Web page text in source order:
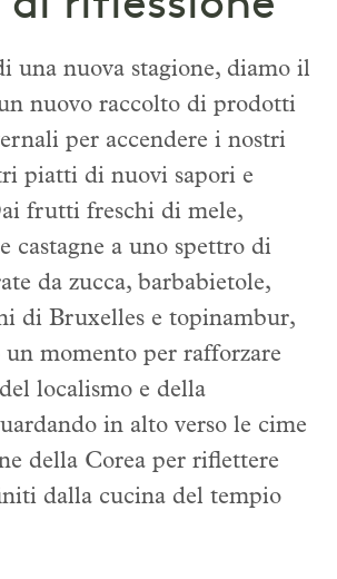
una nuova stagione, diamo il
nuovo raccolto di prodotti
per accendere i nostri
piatti di nuovi sapori e
frutti freschi di mele,
castagne a uno spettro di
da zucca, barbabietole,
di Bruxelles e topinambur,
momento per rafforzare
localismo e della
in alto verso le cime
della Corea per riflettere
dalla cucina del tempio